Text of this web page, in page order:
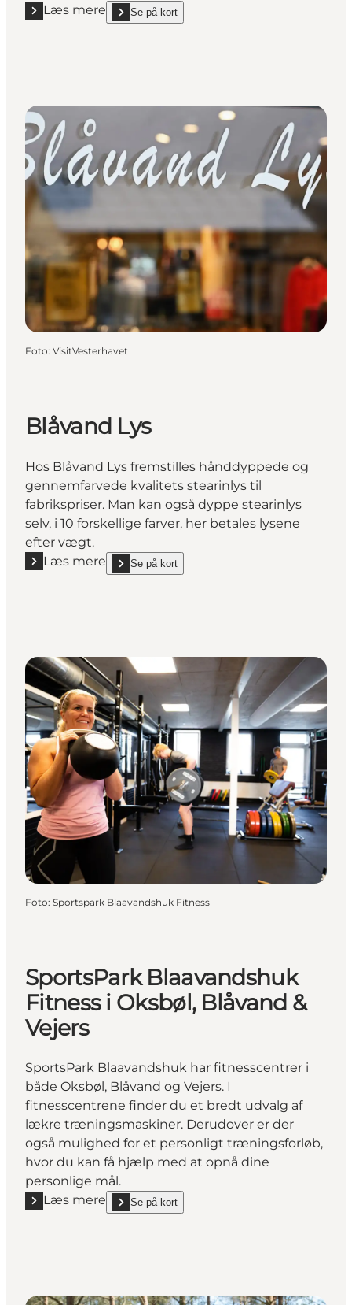
Læs mere
Læs mere "KreAtiv Blåvand"
Se på kort
show KreAtiv Blåvand on_map
Foto: VisitVesterhavet
Blåvand Lys
Hos Blåvand Lys fremstilles hånddyppede og
gennemfarvede kvalitets stearinlys til
fabrikspriser. Man kan også dyppe stearinlys
selv, i 10 forskellige farver, her betales lysene
efter vægt.
Læs mere
Læs mere "Blåvand Lys"
Se på kort
show Blåvand Lys on_map
Foto: Sportspark Blaavandshuk Fitness
SportsPark Blaavandshuk
Fitness i Oksbøl, Blåvand &
Vejers
SportsPark Blaavandshuk har fitnesscentrer i
både Oksbøl, Blåvand og Vejers. I
fitnesscentrene finder du et bredt udvalg af
lækre træningsmaskiner. Derudover er der
også mulighed for et personligt træningsforløb,
hvor du kan få hjælp med at opnå dine
personlige mål.
Læs mere
Læs mere "SportsPark Blaavandshuk Fitness i
Se på kort
show SportsPark Blaavandshuk Fitness i Oksbøl,